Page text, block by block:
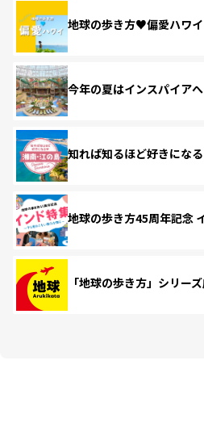
地球の歩き方♥偏愛ハワイ
今年の夏はインスパイアへ
知れば知るほど好きにな
地球の歩き方45周年記念
「地球の歩き方」シリー